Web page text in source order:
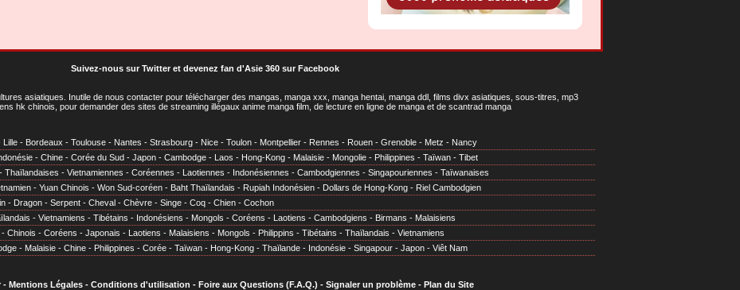
Suivez-nous sur Twitteret devenez fan d'Asie 360 sur Facebook
asiatiques . Inutile de nous contacter pour télécharger des mangas, manga xxx, manga hentai, manga ddl, films divx asiatiques, sous-titres, mp3
hk chinois, pour demander des sites de streaming illégaux anime manga film, de lecture en ligne de manga et de scantrad manga
Lille - Bordeaux - Toulouse - Nantes - Strasbourg - Nice - Toulon - Montpellier - Rennes - Rouen - Grenoble - Metz - Nancy
- Chine - Corée du Sud - Japon - Cambodge - Laos - Hong-Kong - Malaisie - Mongolie - Philippines - Taïwan - Tibet
- Thaïlandaises - Vietnamiennes - Coréennes - Laotiennes - Indonésiennes - Cambodgiennes - Singapouriennes - Taïwanaises
- Yuan Chinois - Won Sud-coréen - Baht Thaïlandais - Rupiah Indonésien - Dollars de Hong-Kong - Riel Cambodgien
- Dragon - Serpent - Cheval - Chèvre - Singe - Coq - Chien - Cochon
- Vietnamiens - Tibétains - Indonésiens - Mongols - Coréens - Laotiens - Cambodgiens - Birmans - Malaisiens
- Chinois - Coréens - Japonais - Laotiens - Malaisiens - Mongols - Philippins - Tibétains - Thaïlandais - Vietnamiens
- Malaisie - Chine - Philippines - Corée - Taïwan - Hong-Kong - Thaïlande - Indonésie - Singapour - Japon - Viêt Nam
- Mentions Légales- Conditions d'utilisation - Foire aux Questions (F.A.Q.) - Signaler un problème- Plan du Site